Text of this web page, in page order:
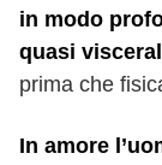
in modo
quasi
prima che
In amore